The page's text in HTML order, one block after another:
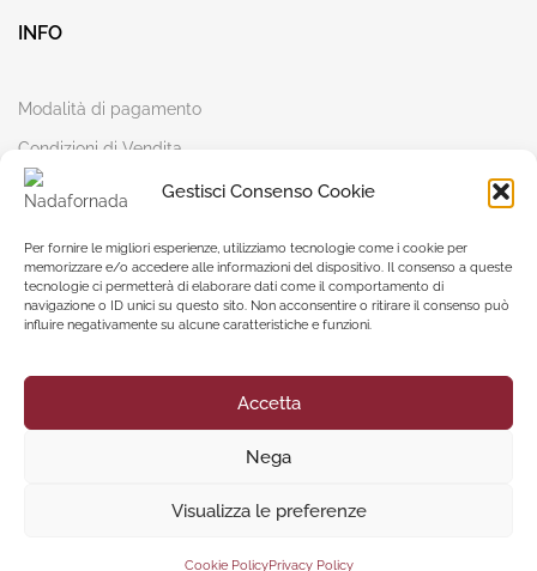
Gestisci Consenso Cookie
Per fornire le migliori esperienze, utilizziamo tecnologie come i cookie per
memorizzare e/o accedere alle informazioni del dispositivo. Il consenso a queste
tecnologie ci permetterà di elaborare dati come il comportamento di
navigazione o ID unici su questo sito. Non acconsentire o ritirare il consenso può
influire negativamente su alcune caratteristiche e funzioni.
Accetta
Nega
Visualizza le preferenze
Cookie PolicyPrivacy Policy
INFO
Modalità di pagamento
Condizioni di Vendita
Diritti del Cliente
Privacy Policy
Mad